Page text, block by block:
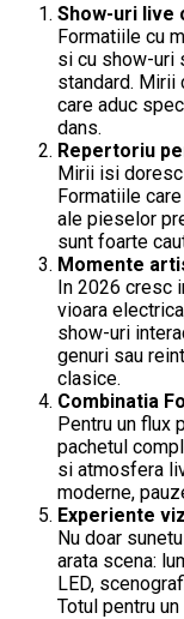
Show-uri live
Formatiile cu
si cu show-uri
standard. Mirii
care aduc
dans.
Repertoriu
Mirii isi
Formatiile
ale pieselor
sunt foarte
Momente
In 2026 cresc
vioara
show-uri
genuri sau
clasice.
Combinatia
Pentru un flux
pachetul
si atmosfera
moderne,
Experiente
Nu doar
arata scena:
LED,
Totul pentru